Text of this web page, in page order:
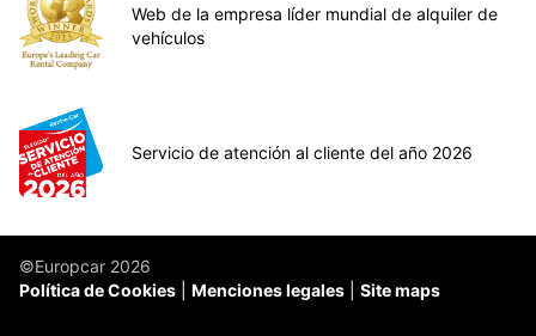
Web de la empresa líder mundial de alquiler de
vehículos
Servicio de atención al cliente del año 2026
©Europcar 2026
Política de Cookies
Menciones legales Site maps